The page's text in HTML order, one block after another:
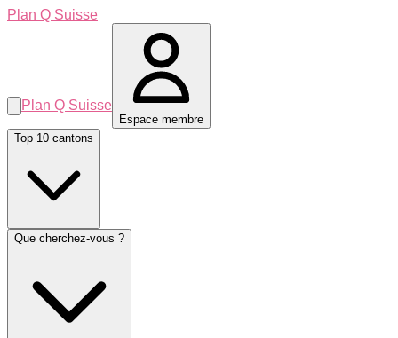
Plan Q Suisse
Plan Q Suisse
Espace membre
Top 10 cantons
Que cherchez-vous ?